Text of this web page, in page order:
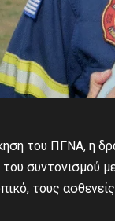
του ΠΓΝΑ, η
συντονισμού
τους